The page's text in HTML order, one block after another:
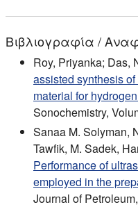
Βιβλιογραφία /
Roy, Priyanka; Das,
assisted synthesis
material for
Sonochemistry,
Sanaa M. Solyman,
Tawfik, M. Sadek,
Performance of
employed in the
Journal of